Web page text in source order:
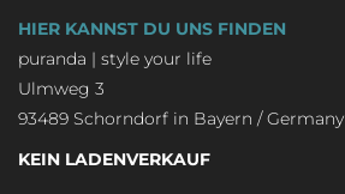
HIER KANNST DU UNS FINDEN
puranda | style your life
Ulmweg 3
93489 Schorndorf in Bayern / Germany
KEIN LADENVERKAUF